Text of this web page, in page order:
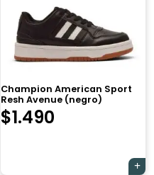
Champion American Sport
Resh Avenue (negro)
$1.490